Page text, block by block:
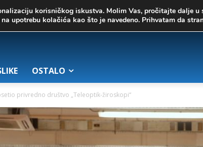
OSTALO
privredno društvo „Teleoptik-žiroskopi“
korisničkog iskustva. Molim Vas, pročitajte dalje
upotrebu kolačića kao što je navedeno. Prihvatam da